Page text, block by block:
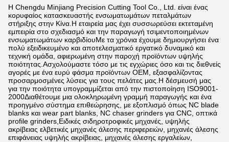
Η Chengdu Minjiang Precision Cutting Tool Co., Ltd. είναι ένας
κορυφαίος κατασκευαστής ενσωματωμάτων πεταλμάτων
στήριξης στην Κίνα.Η εταιρεία μας έχει συσσωρεύσει εκτεταμένη
εμπειρία στο σχεδιασμό και την παραγωγή τσιμεντοποιημένων
ενσωματωμάτων καρβιδίουΜε τα χρόνια έχουμε δημιουργήσει ένα
πολύ εξειδικευμένο και αποτελεσματικό εργατικό δυναμικό και
τεχνική ομάδα, αφιερωμένη στην παροχή προϊόντων υψηλής
ποιότητας.Ασχολούμαστε τόσο με τις εγχώριες όσο και τις διεθνείς
αγορές με ένα ευρύ φάσμα προϊόντων OEM, εξασφαλίζοντας
προσαρμοσμένες λύσεις για τους πελάτες μας.Η δέσμευσή μας
για την ποιότητα υπογραμμίζεται από την πιστοποίηση ISO9001-
2000Διαθέτουμε μια ολοκληρωμένη γραμμή παραγωγής και ένα
προηγμένο σύστημα επιθεώρησης, με εξοπλισμό όπως NC blade
blanks και wear part blanks, NC chaser grinders για CNC, οπτικά
profile grinders,Ειδικές σιδηροτροφικές μηχανές, υψηλής
ακρίβειας ελβετικές μηχανές άλεσης περιφερειών, μηχανές άλεσης
επιφάνειας υψηλής ακρίβειας, μηχανές άλεσης εργαλείων,